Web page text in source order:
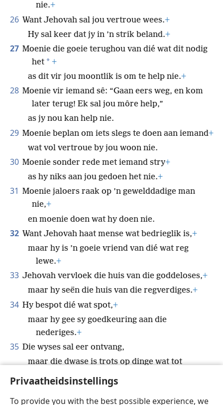
Privaatheidsinstellings
To provide you with the best possible experience, we
nie.+
26 Want Jehovah sal jou vertroue wees.+
Hy sal keer dat jy in ’n strik beland.+
27 Moenie die goeie terughou van dié wat dit nodig
het * +
as dit vir jou moontlik is om te help nie.+
28 Moenie vir iemand sê: “Gaan eers weg, en kom
later terug! Ek sal jou môre help,”
as jy nou kan help nie.
29 Moenie beplan om iets slegs te doen aan iemand+
wat vol vertroue by jou woon nie.
30 Moenie sonder rede met iemand stry+
as hy niks aan jou gedoen het nie.+
31 Moenie jaloers raak op ’n gewelddadige man
nie,+
en moenie doen wat hy doen nie.
32 Want Jehovah haat mense wat bedrieglik is,+
maar hy is ’n goeie vriend van dié wat reg
lewe.+
33 Jehovah vervloek die huis van die goddeloses,+
maar hy seën die huis van die regverdiges.+
34 Hy bespot dié wat spot,+
maar hy gee sy goedkeuring aan die
nederiges.+
35 Die wyses sal eer ontvang,
maar die dwase is trots op dinge wat tot
skande lei.